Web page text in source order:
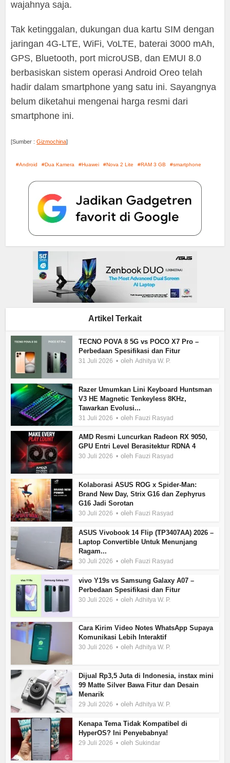
wajahnya saja.
Tak ketinggalan, dukungan dua kartu SIM dengan
jaringan 4G-LTE, WiFi, VoLTE, baterai 3000 mAh,
GPS, Bluetooth, port microUSB, dan EMUI 8.0
berbasiskan sistem operasi Android Oreo telah
hadir dalam smartphone yang satu ini. Sayangnya
belum diketahui mengenai harga resmi dari
smartphone ini.
[Sumber :Gizmochina]
Android Dua Kamera Huawei Nova 2 Lite RAM 3 GB smartphone
Artikel Terkait
TECNO POVA 8 5G vs POCO X7 Pro –
Perbedaan Spesifikasi dan Fitur
31 Juli 2026 olehAdhitya W. P.
Razer Umumkan Lini Keyboard Huntsman
V3 HE Magnetic Tenkeyless 8KHz,
Tawarkan Evolusi...
31 Juli 2026 oleh Fauzi Rasyad
AMD Resmi Luncurkan Radeon RX 9050,
GPU Entri Level Berasitektur RDNA 4
30 Juli 2026 oleh Fauzi Rasyad
Kolaborasi ASUS ROG x Spider-Man:
Brand New Day, Strix G16 dan Zephyrus
G16 Jadi Sorotan
30 Juli 2026 oleh Fauzi Rasyad
ASUS Vivobook 14 Flip (TP3407AA) 2026 –
Laptop Convertible Untuk Menunjang
Ragam...
30 Juli 2026 oleh Fauzi Rasyad
vivo Y19s vs Samsung Galaxy A07 –
Perbedaan Spesifikasi dan Fitur
30 Juli 2026 olehAdhitya W. P.
Cara Kirim Video Notes WhatsApp Supaya
Komunikasi Lebih Interaktif
30 Juli 2026 olehAdhitya W. P.
Dijual Rp3,5 Juta di Indonesia, instax mini
99 Matte Silver Bawa Fitur dan Desain
Menarik
29 Juli 2026 olehAdhitya W. P.
Kenapa Tema Tidak Kompatibel di
HyperOS? Ini Penyebabnya!
29 Juli 2026 oleh Sukindar